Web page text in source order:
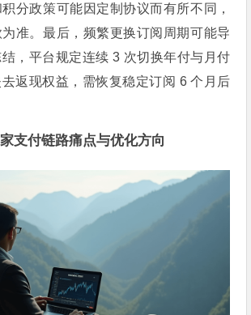
分政策可能因定制协议而有所不同，
准。最后，频繁更换订阅周期可能导
，平台规定连续 3 次切换年付与月付
返现权益，需恢复稳定订阅 6 个月后
支付链路痛点与优化方向